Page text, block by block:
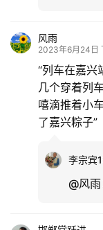
风雨
2023年6月24日
“列车在嘉兴
几个穿着列
嘻滴推着小
了嘉兴粽子”
李宗宾
@风雨